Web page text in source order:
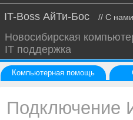
IT-Boss АйТи-Бос // С
поддержка
Компьютерная помощь
Подключение